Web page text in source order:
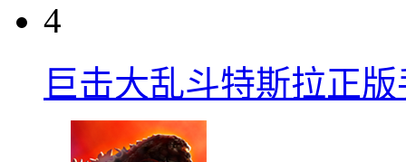
4
巨击大乱斗特斯拉正